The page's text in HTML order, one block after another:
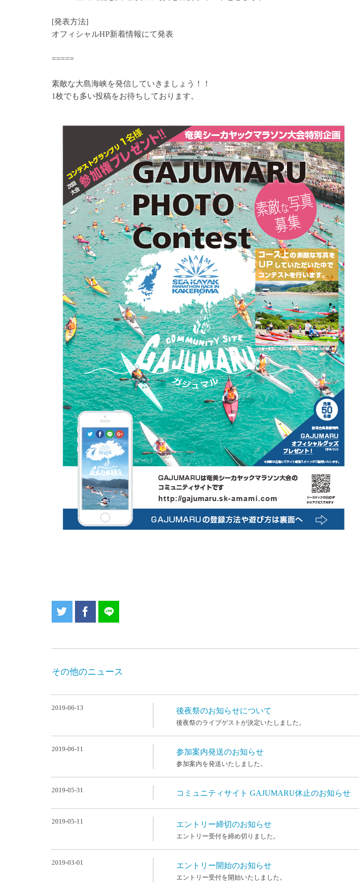
[発表方法]
オフィシャルHP新着情報にて発表
=====
素敵な大島海峡を発信していきましょう！！
1枚でも多い投稿をお待ちしております。
その他のニュース
2019-06-13 後夜祭のお知らせについて
後夜祭のライブゲストが決定いたしました。
2019-06-11 参加案内発送のお知らせ
参加案内を発送いたしました。
2019-05-31 コミュニティサイト GAJUMARU休止のお知らせ
2019-05-11 エントリー締切のお知らせ
エントリー受付を締め切りました。
2019-03-01 エントリー開始のお知らせ
エントリー受付を開始いたしました。